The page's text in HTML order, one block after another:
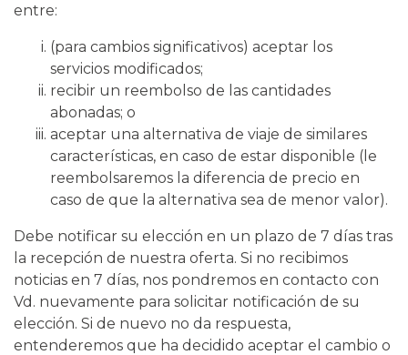
entre:
(para cambios significativos) aceptar los
servicios modificados;
recibir un reembolso de las cantidades
abonadas; o
aceptar una alternativa de viaje de similares
características, en caso de estar disponible (le
reembolsaremos la diferencia de precio en
caso de que la alternativa sea de menor valor).
Debe notificar su elección en un plazo de 7 días tras
la recepción de nuestra oferta. Si no recibimos
noticias en 7 días, nos pondremos en contacto con
Vd. nuevamente para solicitar notificación de su
elección. Si de nuevo no da respuesta,
entenderemos que ha decidido aceptar el cambio o